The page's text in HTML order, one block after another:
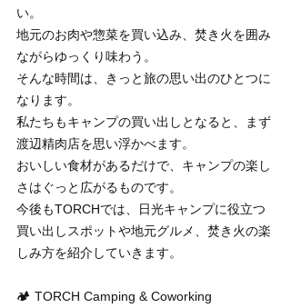
い。
地元のお肉や惣菜を買い込み、焚き火を囲み
ながらゆっくり味わう。
そんな時間は、きっと旅の思い出のひとつに
なります。
私たちもキャンプの買い出しとなると、まず
渡辺精肉店を思い浮かべます。
おいしい食材があるだけで、キャンプの楽し
さはぐっと広がるものです。
今後もTORCHでは、日光キャンプに役立つ
買い出しスポットや地元グルメ、焚き火の楽
しみ方を紹介していきます。
🏕 TORCH Camping & Coworking